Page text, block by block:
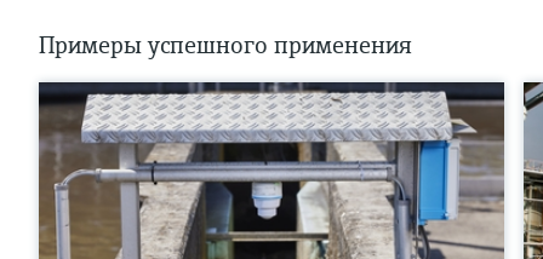
Примеры успешного применения